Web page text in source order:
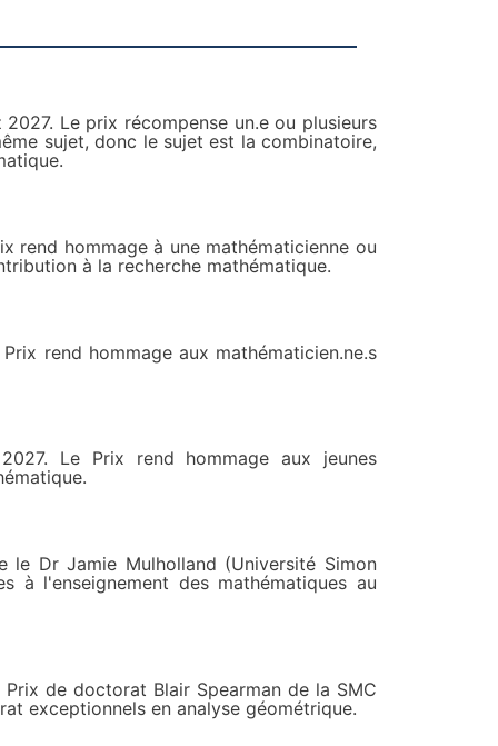
Le prix récompense un.e ou plusieurs
sujet, donc le sujet est la combinatoire,
rend hommage à une mathématicienne ou
à la recherche mathématique.
rend hommage aux mathématicien.ne.s
Le Prix rend hommage aux jeunes
le Dr Jamie Mulholland (Université Simon
à l'enseignement des mathématiques au
de doctorat Blair Spearman de la SMC
exceptionnels en analyse géométrique.